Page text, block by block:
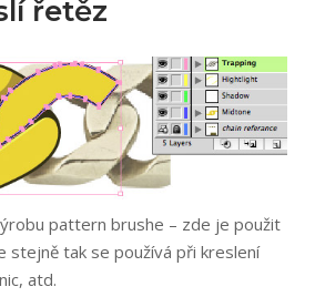
řetěz
pattern brushe – zde je použit
stejně tak se používá při kreslení
atd.